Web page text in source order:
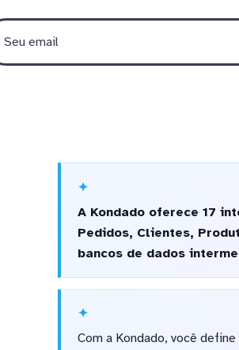
A Kondado oferece 17
Pedidos, Clientes,
bancos de dados
Com a Kondado, você